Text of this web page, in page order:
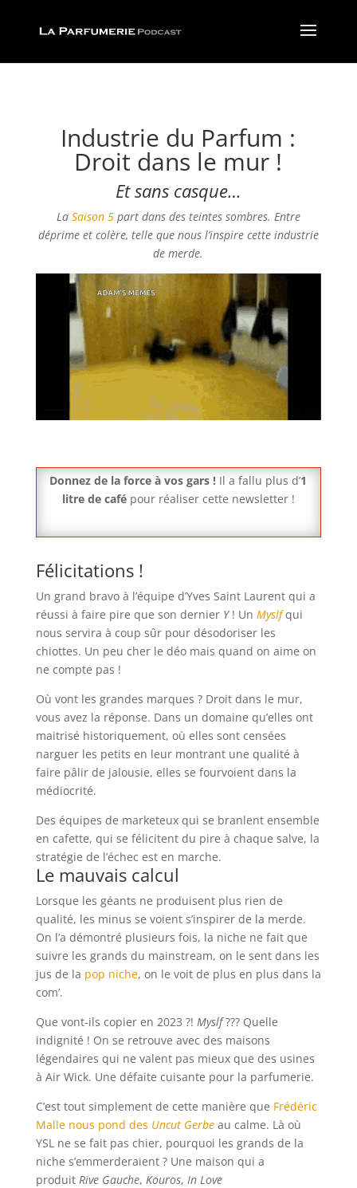
Industrie du Parfum :
Droit dans le mur !
Et sans casque…
La Saison 5part dans des teintes sombres. Entre
déprime et colère, telle que nous l’inspire cette industrie
de merde.
Donnez de la force à vos gars ! Il a fallu plus d’1
litre de café pour réaliser cette newsletter !
Félicitations !
Un grand bravo à l’équipe d’Yves Saint Laurent qui a
réussi à faire pire que son dernier Y ! Un Myslf qui
nous servira à coup sûr pour désodoriser les
chiottes. Un peu cher le déo mais quand on aime on
ne compte pas !
Où vont les grandes marques ? Droit dans le mur,
vous avez la réponse. Dans un domaine qu’elles ont
maitrisé historiquement, où elles sont censées
narguer les petits en leur montrant une qualité à
faire pâlir de jalousie, elles se fourvoient dans la
médiocrité.
Des équipes de marketeux qui se branlent ensemble
en cafette, qui se félicitent du pire à chaque salve, la
stratégie de l’échec est en marche.
Le mauvais calcul
Lorsque les géants ne produisent plus rien de
qualité, les minus se voient s’inspirer de la merde.
On l’a démontré plusieurs fois, la niche ne fait que
suivre les grands du mainstream, on le sent dans les
jus de la pop niche, on le voit de plus en plus dans la
com’.
Que vont-ils copier en 2023 ?! Myslf ??? Quelle
indignité ! On se retrouve avec des maisons
légendaires qui ne valent pas mieux que des usines
à Air Wick. Une défaite cuisante pour la parfumerie.
C’est tout simplement de cette manière que Frédéric
Malle nous pond des Uncut Gerbeau calme. Là où
YSL ne se fait pas chier, pourquoi les grands de la
niche s’emmerderaient ? Une maison qui a
produit Rive Gauche, Kouros, In Love